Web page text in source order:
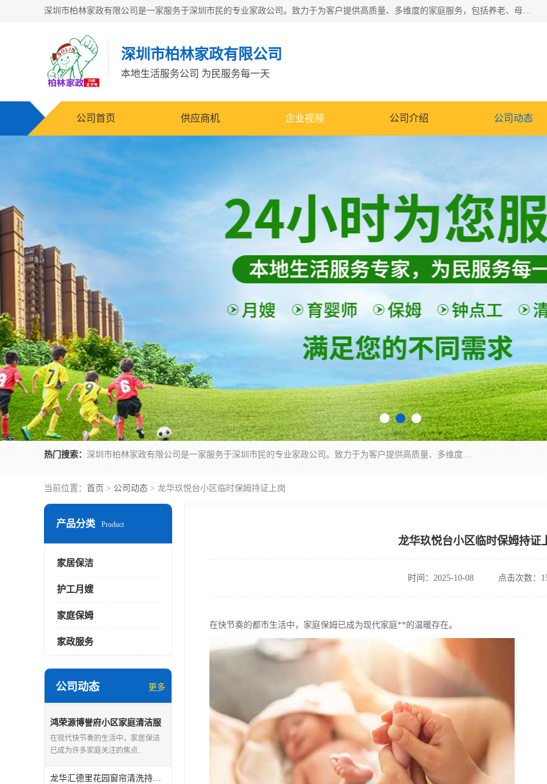
深圳市柏林家政有限公司是一家服务于深圳市民的专业家政公司。致力于为客户提供高质量、多维度的家庭服务，包括养老、母婴、月嫂育婴早教、康复理疗、家电清洗和保洁等方面的专业服务。
深圳市柏林家政有限公司
本地生活服务公司 为民服务每一天
公司首页 供应商机 企业视频 公司介绍 公司动态
热门搜索： 深圳市柏林家政有限公司是一家服务于深圳市民的专业家政公司。致力于为客户提供高质量、多维度的家庭服务，包括养老、母婴、月嫂育婴早教、康复理疗、家电清洗和保洁等方面的专业服务。
当前位置： 首页 > 公司动态 > 龙华玖悦台小区临时保姆持证上岗
产品分类 Product
家居保洁
护工月嫂
家庭保姆
家政服务
公司动态 更多
鸿荣源博誉府小区家庭清洁服
务怎么样
在现代快节奏的生活中，家居保洁
已成为许多家庭关注的焦点..
龙华汇德里花园窗帘清洗持证上岗
龙华玖悦台小区临时保姆持证
时间：2025-10-08 点击次数：
在快节奏的都市生活中，家庭保姆已成为现代家庭**的温暖存在。